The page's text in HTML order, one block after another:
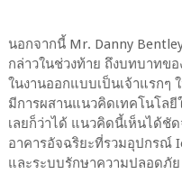
นอกจากนี้ Mr. Danny
กล่าวในช่วงท้าย ถึงบทบาทข
ในงานออกแบบเป็นเจ้าแรกๆ
มีการผสานแนวคิดเทคโนโล
เลยก็ว่าได้ แนวคิดนี้เห็นได้ชั
อาคารอัจฉริยะที่รวมอุปกรณ์
และระบบรักษาความปลอดภั